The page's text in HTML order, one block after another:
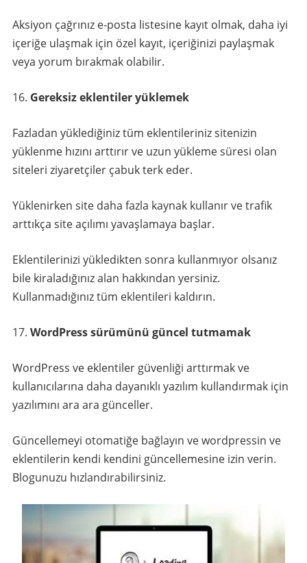
Aksiyon çağrınız e-posta listesine kayıt olmak, daha iyi
içeriğe ulaşmak için özel kayıt, içeriğinizi paylaşmak
veya yorum bırakmak olabilir.
Gereksiz eklentiler yüklemek
Fazladan yüklediğiniz tüm eklentileriniz sitenizin
yüklenme hızını arttırır ve uzun yükleme süresi olan
siteleri ziyaretçiler çabuk terk eder.
Yüklenirken site daha fazla kaynak kullanır ve trafik
arttıkça site açılımı yavaşlamaya başlar.
Eklentilerinizi yükledikten sonra kullanmıyor olsanız
bile kiraladığınız alan hakkından yersiniz.
Kullanmadığınız tüm eklentileri kaldırın.
WordPress sürümünü güncel tutmamak
WordPress ve eklentiler güvenliği arttırmak ve
kullanıcılarına daha dayanıklı yazılım kullandırmak için
yazılımını ara ara günceller.
Güncellemeyi otomatiğe bağlayın ve wordpressin ve
eklentilerin kendi kendini güncellemesine izin verin.
Blogunuzu hızlandırabilirsiniz.